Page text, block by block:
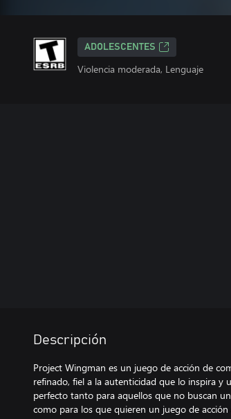
ADOLESCENTES
Violencia moderada, Lenguaje
Descripción
Project Wingman es un juego de acción de
refinado, fiel a la autenticidad que lo inspira y
perfecto tanto para aquellos que no buscan
como para los que quieren un juego de